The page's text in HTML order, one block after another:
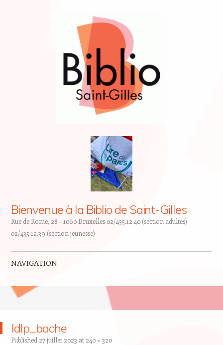
Bienvenue à la Biblio de Saint-Gilles
Rue de Rome, 28 – 1060 Bruxelles 02/435.12.40 (section adultes)
02/435.12.39 (section jeunesse)
NAVIGATION
ldlp_bache
Published 27 juillet 2023 at 240 × 320